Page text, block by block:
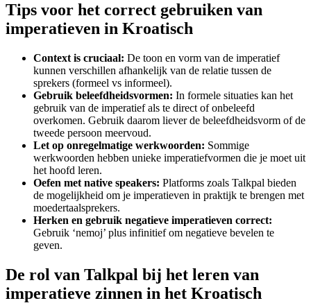
Tips voor het correct gebruiken van
imperatieven in Kroatisch
Context is cruciaal: De toon en vorm van de imperatief
kunnen verschillen afhankelijk van de relatie tussen de
sprekers (formeel vs informeel).
Gebruik beleefdheidsvormen: In formele situaties kan het
gebruik van de imperatief als te direct of onbeleefd
overkomen. Gebruik daarom liever de beleefdheidsvorm of de
tweede persoon meervoud.
Let op onregelmatige werkwoorden: Sommige
werkwoorden hebben unieke imperatiefvormen die je moet uit
het hoofd leren.
Oefen met native speakers: Platforms zoals Talkpal bieden
de mogelijkheid om je imperatieven in praktijk te brengen met
moedertaalsprekers.
Herken en gebruik negatieve imperatieven correct:
Gebruik ‘nemoj’ plus infinitief om negatieve bevelen te
geven.
De rol van Talkpal bij het leren van
imperatieve zinnen in het Kroatisch